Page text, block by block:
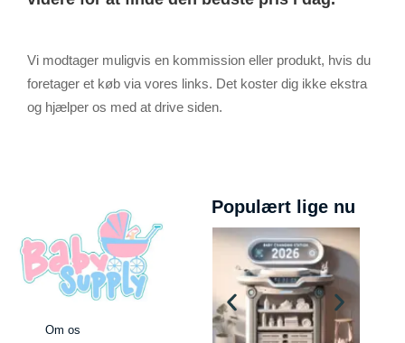
Vi modtager muligvis en kommission eller produkt, hvis du
foretager et køb via vores links. Det koster dig ikke ekstra
og hjælper os med at drive siden.
Om os
Populært lige nu